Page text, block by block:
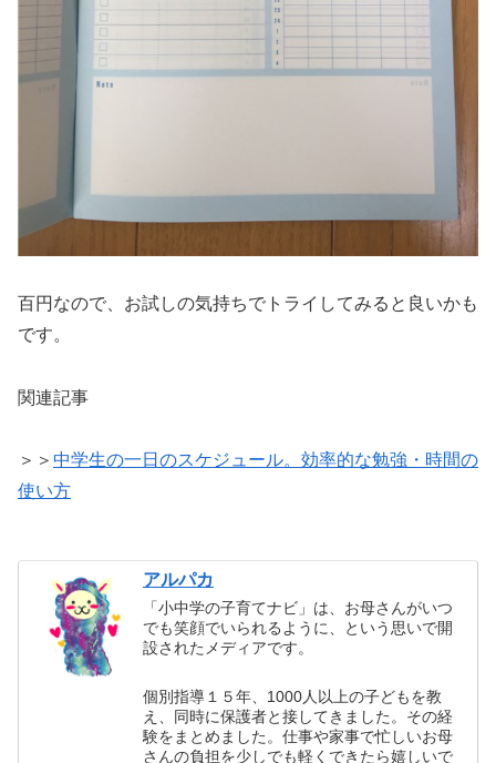
百円なので、お試しの気持ちでトライしてみると良いかも
です。
関連記事
＞＞ 中学生の一日のスケジュール。効率的な勉強・時間の
使い方
アルパカ
「小中学の子育てナビ」は、お母さんがいつ
でも笑顔でいられるように、という思いで開
設されたメディアです。
個別指導１５年、1000人以上の子どもを教
え、同時に保護者と接してきました。その経
験をまとめました。仕事や家事で忙しいお母
さんの負担を少しでも軽くできたら嬉しいで